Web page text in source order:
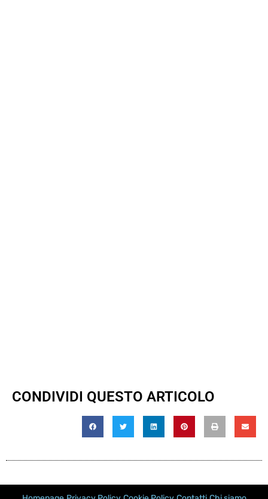
CONDIVIDI QUESTO ARTICOLO